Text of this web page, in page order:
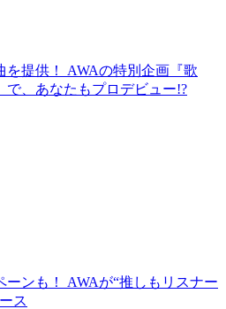
提供！ AWAの特別企画『歌
で、あなたもプロデビュー!?
ンも！ AWAが“推しもリスナー
ス